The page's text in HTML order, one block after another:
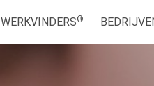
WERKVINDERS®